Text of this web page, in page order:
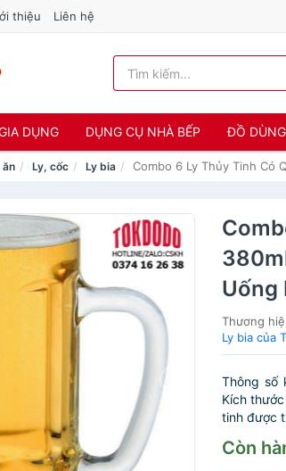
thiệu Liên hệ
DỤNG DỤNG CỤ NHÀ BẾP ĐỒ
ăn Ly, cốc Ly bia Combo 6 Ly Thủy Tinh Có
Uống
Thương
Ly bia của
Thông số
Kích
tinh được
Còn